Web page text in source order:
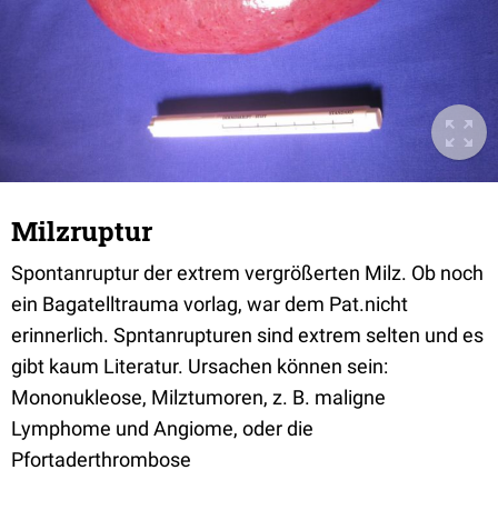
Milzruptur
Spontanruptur der extrem vergrößerten Milz. Ob noch
ein Bagatelltrauma vorlag, war dem Pat.nicht
erinnerlich. Spntanrupturen sind extrem selten und es
gibt kaum Literatur. Ursachen können sein:
Mononukleose, Milztumoren, z. B. maligne
Lymphome und Angiome, oder die
Pfortaderthrombose